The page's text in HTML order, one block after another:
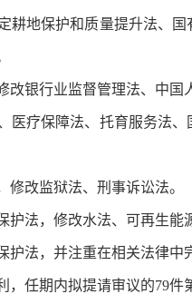
耕地保护和质量提升法、
银行业监督管理法、中国
医疗保障法、托育服务法
改监狱法、刑事诉讼法。
法，修改水法、可再生能
法，并注重在相关法律中
任期内拟提请审议的79件